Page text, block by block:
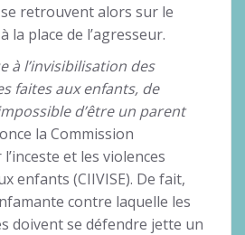
retrouvent alors sur le
la place de l’agresseur.
à l’invisibilisation des
faites aux enfants, de
d’être un parent
la Commission
et les violences
enfants (CIIVISE). De fait,
contre laquelle les
doivent se défendre jette un